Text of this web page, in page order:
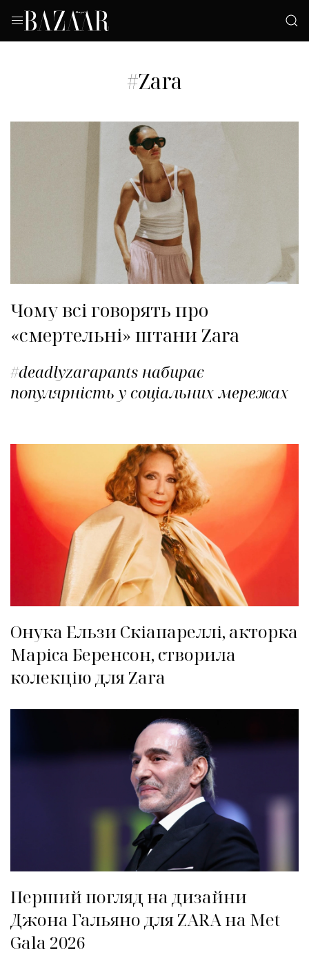
#Zara
Чому всі говорять про
«смертельні» штани Zara
#deadlyzarapants набирає
популярність у соціальних мережах
Онука Ельзи Скіапареллі, акторка
Маріса Беренсон, створила
колекцію для Zara
Перший погляд на дизайни
Джона Гальяно для ZARA на Met
Gala 2026